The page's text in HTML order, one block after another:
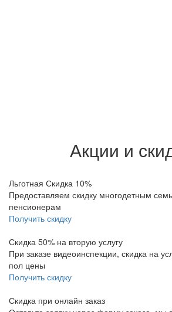
Акции и
Льготная Скидка 10%
Предоставляем скидку многодетным
пенсионерам
Получить скидку
Скидка 50% на вторую услугу
При заказе видеоинспекции, скидка на
пол цены
Получить скидку
Скидка при онлайн заказ